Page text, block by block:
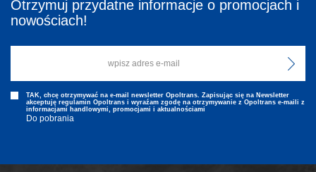
Otrzymuj przydatne informacje o promocjach i
nowościach!
TAK, chcę otrzymywać na e-mail newsletter Opoltrans. Zapisując się na Newsletter
akceptuję regulamin Opoltrans i wyraźam zgodę na otrzymywanie z Opoltrans e-maili z
informacjami handlowymi, promocjami i aktualnościami
Do pobrania